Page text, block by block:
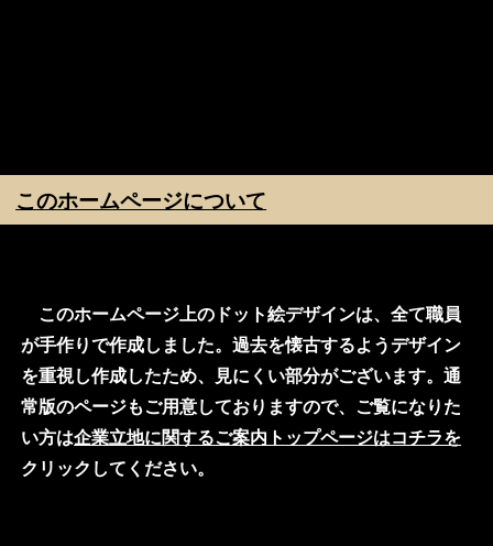
このホームページについて
このホームページ上のドット絵デザインは、全て職員
が手作りで作成しました。過去を懐古するようデザイン
を重視し作成したため、見にくい部分がございます。通
常版のページもご用意しておりますので、ご覧になりた
い方は企業立地に関するご案内トップページはコチラを
クリックしてください。